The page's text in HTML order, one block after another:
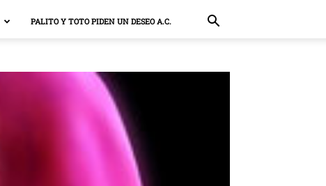
PALITO Y TOTO PIDEN UN DESEO A.C.